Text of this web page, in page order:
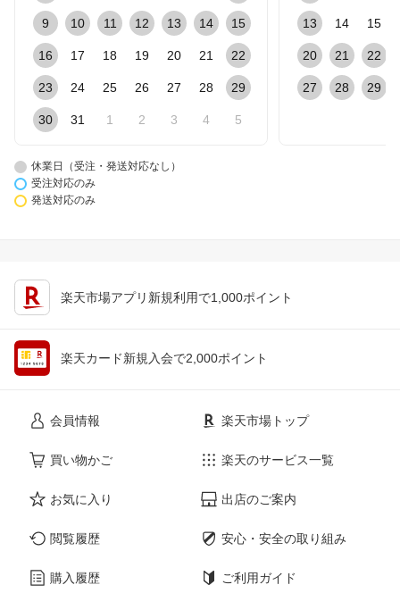
9 10 11 12 13 14 15
16 17 18 19 20 21 22
23 24 25 26 27 28 29
30 31 1 2 3 4 5
13 14 15
20 21 22
27 28 29
休業日（受注・発送対応なし）
受注対応のみ
発送対応のみ
楽天市場アプリ新規利用で1,000ポイント
楽天カード新規入会で2,000ポイント
会員情報
買い物かご
お気に入り
閲覧履歴
購入履歴
楽天市場トップ
楽天のサービス一覧
出店のご案内
安心・安全の取り組み
ご利用ガイド